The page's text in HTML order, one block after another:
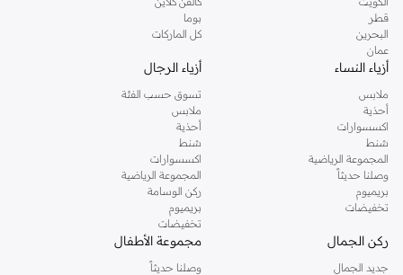
قطر
البحرين
عمان
بوما
كل الماركات
أزياء النساء
ملابس
أحذية
اكسسوارات
شنط
المجموعة الرياضية
وصلنا حديثاً
بريميوم
تخفيضات
أزياء الرجال
تسوق حسب الفئة
ملابس
أحذية
شنط
اكسسوارات
المجموعة الرياضية
ركن الوسامة
بريميوم
تخفيضات
ركن الجمال
جديد الجمال
مجموعة الأطفال
وصلنا حديثاً